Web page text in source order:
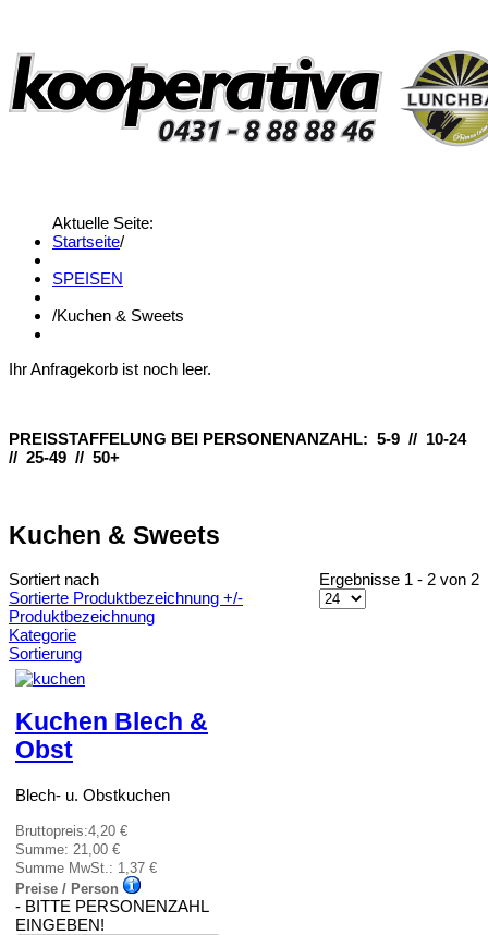
Aktuelle Seite:
Startseite/
SPEISEN
/Kuchen & Sweets
Ihr Anfragekorb ist noch leer.
PREISSTAFFELUNG BEI PERSONENANZAHL: 5-9 // 10-24
// 25-49 // 50+
Kuchen & Sweets
Sortiert nach
Sortierte Produktbezeichnung +/-
Produktbezeichnung
Kategorie
Sortierung
Ergebnisse 1 - 2 von 2
Kuchen Blech &
Obst
Blech- u. Obstkuchen
Bruttopreis:4,20 €
Summe: 21,00 €
Summe MwSt.: 1,37 €
Preise / Person
- BITTE PERSONENZAHL
EINGEBEN!